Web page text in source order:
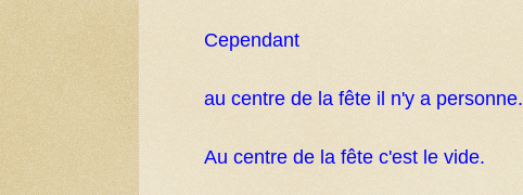
Cependant
au centre de la fête il n'y a personne.
Au centre de la fête c'est le vide.